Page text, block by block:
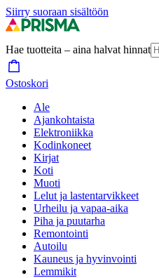
Siirry suoraan sisältöön
Hae tuotteita – aina halvat hinnat
Ostoskori
Ale
Ajankohtaista
Elektroniikka
Kodinkoneet
Kirjat
Koti
Muoti
Lelut ja lastentarvikkeet
Urheilu ja vapaa-aika
Piha ja puutarha
Remontointi
Autoilu
Kauneus ja hyvinvointi
Lemmikit